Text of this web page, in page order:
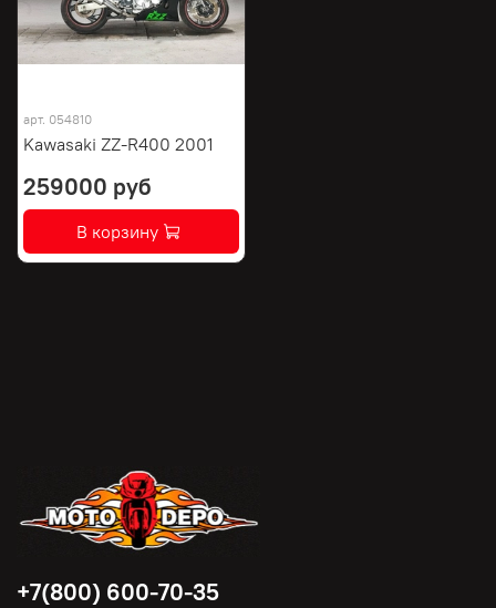
арт. 054810
Kawasaki ZZ-R400 2001
259000 руб
В корзину
+7(800) 600-70-35